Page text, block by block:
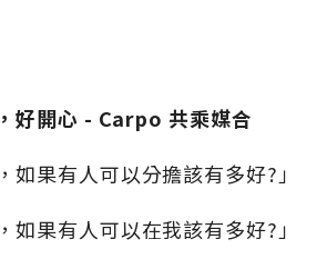
好開心 - Carpo 共乘媒合
如果有人可以分擔該有多好?」
如果有人可以在我該有多好?」